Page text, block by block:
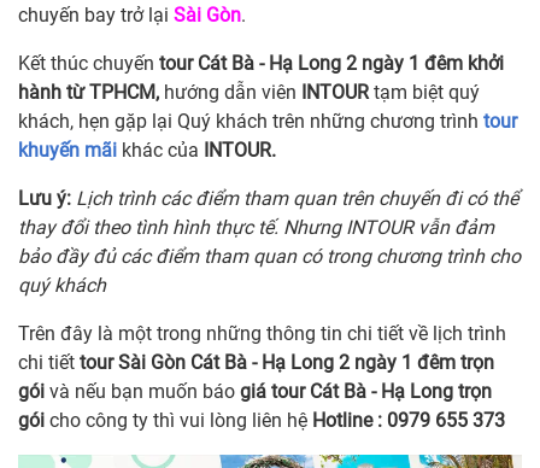
chuyến bay trở lại Sài Gòn.
Kết thúc chuyến tour Cát Bà - Hạ Long 2 ngày 1 đêm khởi
hành từ TPHCM, hướng dẫn viên INTOURtạm biệt quý
khách, hẹn gặp lại Quý khách trên những chương trình tour
khuyến mãi khác của INTOUR.
Lưu ý: Lịch trình các điểm tham quan trên chuyến đi có thể
thay đổi theo tình hình thực tế. Nhưng INTOUR vẫn đảm
bảo đầy đủ các điểm tham quan có trong chương trình cho
quý khách
Trên đây là một trong những thông tin chi tiết về lịch trình
chi tiết tour Sài Gòn Cát Bà - Hạ Long 2 ngày 1 đêm trọn
gói và nếu bạn muốn báo giá tour Cát Bà - Hạ Long trọn
gói cho công ty thì vui lòng liên hệ Hotline : 0979 655 373